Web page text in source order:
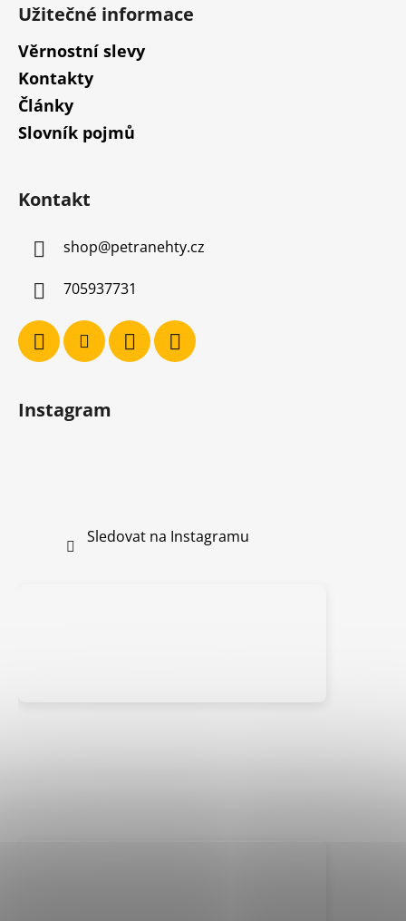
Užitečné informace
Věrnostní slevy
Kontakty
Články
Slovník pojmů
Kontakt
shop@petranehty.cz
705937731
Instagram
Sledovat na Instagramu